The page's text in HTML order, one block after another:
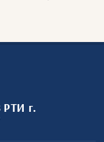
РТИ г.